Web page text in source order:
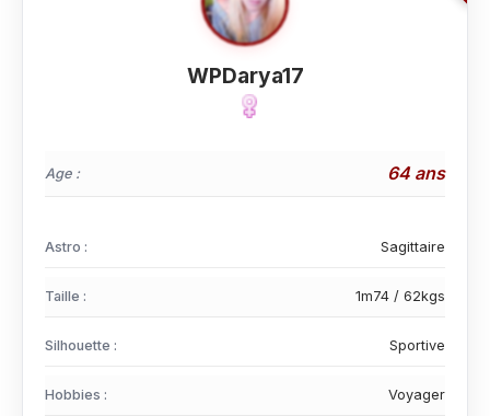
WPDarya17
Age : 64 ans
Astro : Sagittaire
Taille : 1m74 / 62kgs
Silhouette : Sportive
Hobbies : Voyager